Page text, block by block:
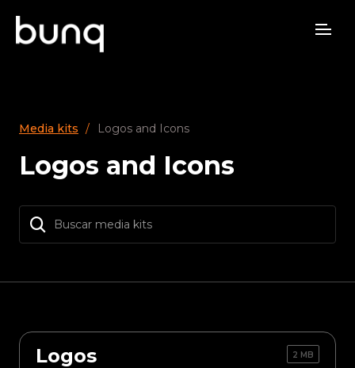
Media kits Logos and Icons
Logos and Icons
Logos 2 MB